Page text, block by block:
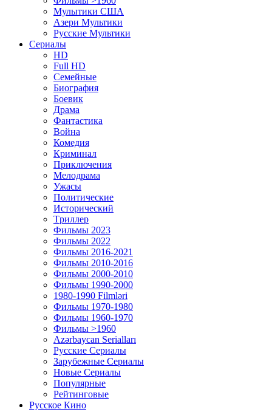
Мулытики США
Азери Мультики
Русские Мультики
Сериалы
HD
Full HD
Семейные
Биография
Боевик
Драма
Фантастика
Война
Комедия
Криминал
Приключения
Мелодрама
Ужасы
Политические
Исторический
Tриллер
Фильмы 2023
Фильмы 2022
Фильмы 2016-2021
Фильмы 2010-2016
Фильмы 2000-2010
Фильмы 1990-2000
1980-1990 Filmləri
Фильмы 1970-1980
Фильмы 1960-1970
Фильмы >1960
Azərbaycan Serialları
Русские Сериалы
Зарубежные Сериалы
Новые Сериалы
Популярные
Рейтинговые
Русское Кино